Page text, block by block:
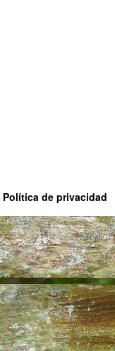
Política de privacidad
This site is